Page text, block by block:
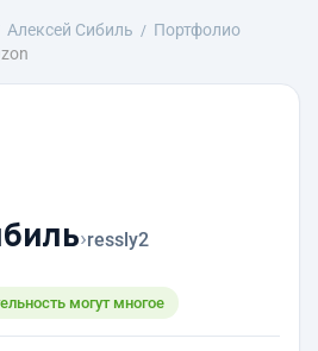
Алексей Сибиль
Портфолио
›ressly2
могут многое